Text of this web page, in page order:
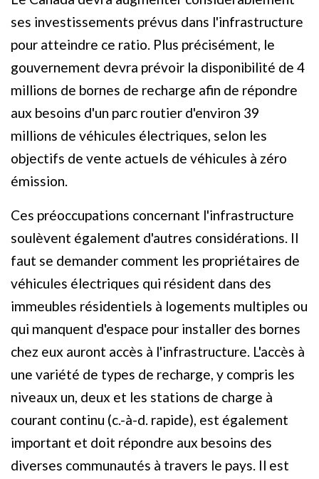
ses investissements prévus dans l'infrastructure
pour atteindre ce ratio. Plus précisément, le
gouvernement devra prévoir la disponibilité de 4
millions de bornes de recharge afin de répondre
aux besoins d'un parc routier d'environ 39
millions de véhicules électriques, selon les
objectifs de vente actuels de véhicules à zéro
émission.
Ces préoccupations concernant l'infrastructure
soulèvent également d'autres considérations. Il
faut se demander comment les propriétaires de
véhicules électriques qui résident dans des
immeubles résidentiels à logements multiples ou
qui manquent d'espace pour installer des bornes
chez eux auront accès à l'infrastructure. L'accès à
une variété de types de recharge, y compris les
niveaux un, deux et les stations de charge à
courant continu (c.-à-d. rapide), est également
important et doit répondre aux besoins des
diverses communautés à travers le pays. Il est